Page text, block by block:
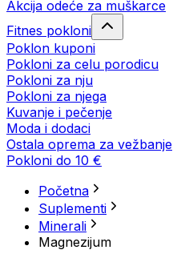
Akcija odeće za muškarce
Fitnes pokloni
Poklon kuponi
Pokloni za celu porodicu
Pokloni za nju
Pokloni za njega
Kuvanje i pečenje
Moda i dodaci
Ostala oprema za vežbanje
Pokloni do 10 €
Početna
Suplementi
Minerali
Magnezijum